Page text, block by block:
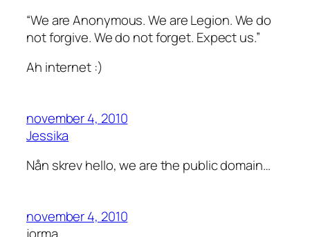
“We are Anonymous. We are Legion. We do
not forgive. We do not forget. Expect us.”
Ah internet :)
november 4, 2010
Jessika
Nån skrev hello, we are the public domain…
november 4, 2010
jorma